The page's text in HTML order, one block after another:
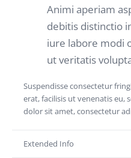
Animi aperiam
debitis distinctio
iure labore modi
ut veritatis
Suspendisse consectetur
erat, facilisis ut venenatis eu,
dolor sit amet, consectetur
Extended Info